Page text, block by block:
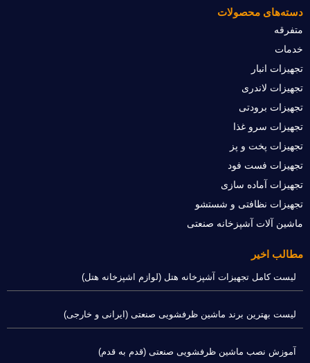
دسته‌های محصولات
متفرقه
خدمات
تجهیزات انبار
تجهیزات لاندری
تجهیزات برودتی
تجهیزات سرو غذا
تجهیزات پخت و پز
تجهیزات فست فود
تجهیزات آماده سازی
تجهیزات نظافتی و شستشو
ماشین آلات آشپزخانه صنعتی
مطالب اخیر
لیست کامل تجهیزات آشپزخانه هتل (لوازم اشپزخانه هتل)
لیست بهترین برند ماشین ظرفشویی صنعتی (ایرانی و خارجی)
آموزش نصب ماشین ظرفشویی صنعتی (قدم به قدم)